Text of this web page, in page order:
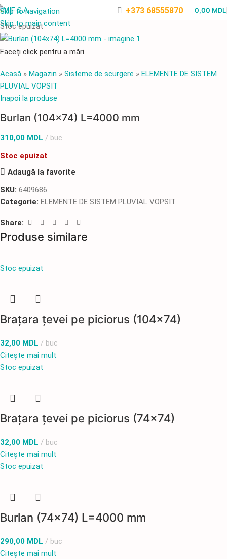
Skip to navigation
Skip to main content
+373 68555870 0,00 MDL
Stoc epuizat
Faceți click pentru a mări
Acasă » Magazin » Sisteme de scurgere » ELEMENTE DE SISTEM
PLUVIAL VOPSIT
Inapoi la produse
Burlan (104×74) L=4000 mm
310,00 MDL
buc
Stoc epuizat
Adaugă la favorite
SKU: 6409686
Categorie: ELEMENTE DE SISTEM PLUVIAL VOPSIT
Share:
Produse similare
Stoc epuizat
Brațara țevei pe piciorus (104×74)
32,00 MDL
buc
Citește mai mult
Stoc epuizat
Brațara țevei pe piciorus (74×74)
32,00 MDL
buc
Citește mai mult
Stoc epuizat
Burlan (74×74) L=4000 mm
290,00 MDL
buc
Citește mai mult